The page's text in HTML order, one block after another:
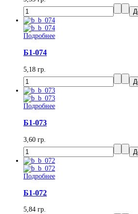
Подробнее
Б1-074
5,18 гр.
Подробнее
Б1-073
3,60 гр.
Подробнее
Б1-072
5,84 гр.